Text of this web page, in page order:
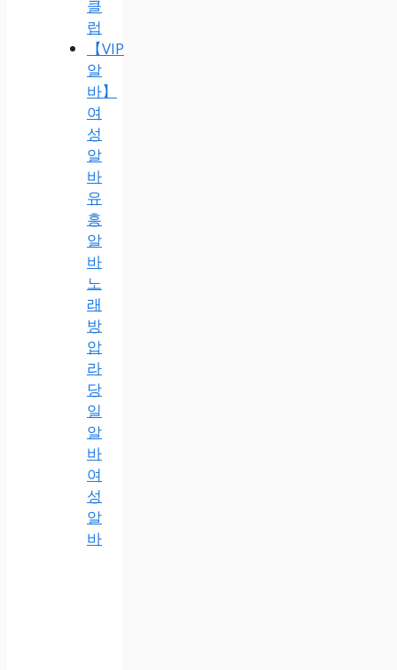
클
럽
【VIP
알
바】
여
성
알
바
유
흥
알
바
노
래
방
압
라
당
일
알
바
여
성
알
바